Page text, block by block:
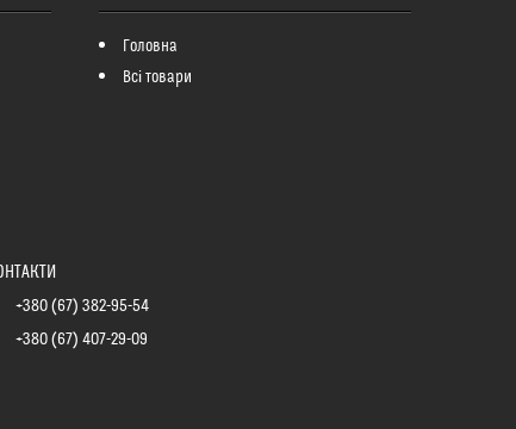
Головна
Всі товари
+380 (67) 382-95-54
+380 (67) 407-29-09